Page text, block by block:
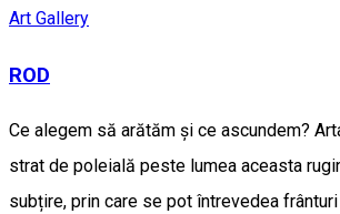
Art Gallery
ROD
Ce alegem să arătăm și ce ascundem?
strat de poleială peste lumea aceasta
subțire, prin care se pot întrevedea